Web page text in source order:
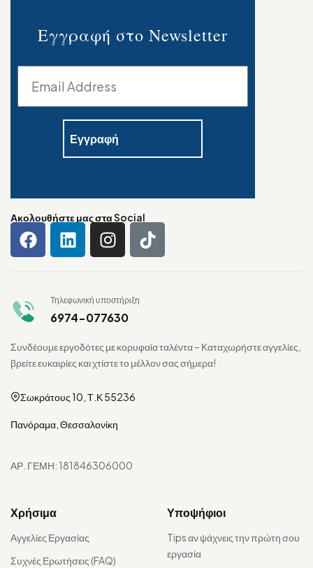
Εγγραφή στο Newsletter
Ακολουθήστε μας στα Social
Τηλεφωνική υποστήριξη
6974-077630
Συνδέουμε εργοδότες με κορυφαία ταλέντα – Καταχωρήστε αγγελίες,
βρείτε ευκαιρίες και χτίστε το μέλλον σας σήμερα!
Σωκράτους 10, Τ.Κ 55236
Πανόραμα, Θεσσαλονίκη
ΑΡ. ΓΕΜΗ: 181846306000
Χρήσιμα
Αγγελίες Εργασίας
Συχνές Ερωτήσεις (FAQ)
Υποψήφιοι
Tips αν ψάχνεις την πρώτη σου
εργασία